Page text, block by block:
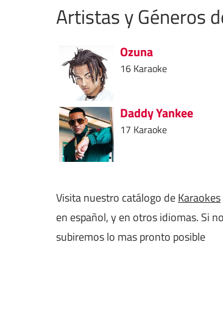
Artistas y Géneros
Ozuna
16 Karaoke
Daddy Yankee
17 Karaoke
Visita nuestro catálogo deKaraokes
en español, y en otros idiomas. Si
subiremos lo mas pronto posible